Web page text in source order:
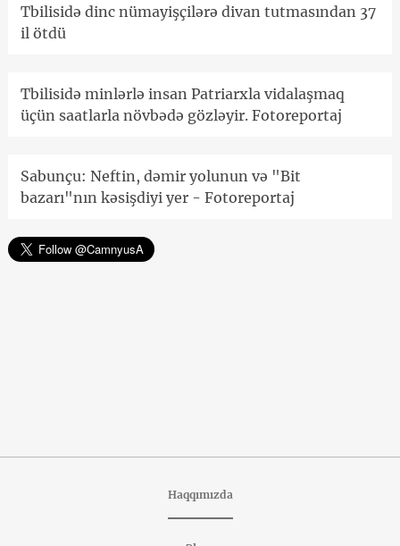
Tbilisidə dinc nümayişçilərə divan tutmasından 37
il ötdü
Tbilisidə minlərlə insan Patriarxla vidalaşmaq
üçün saatlarla növbədə gözləyir. Fotoreportaj
Sabunçu: Neftin, dəmir yolunun və "Bit
bazarı"nın kəsişdiyi yer - Fotoreportaj
Haqqımızda